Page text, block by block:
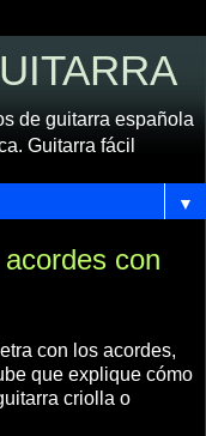
de guitarra española
Guitarra fácil
▼
con
con los acordes,
que explique cómo
criolla o